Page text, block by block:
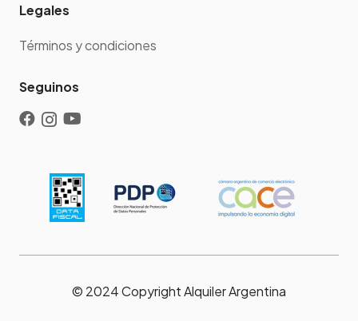
Legales
Términos y condiciones
Seguinos
© 2024 Copyright Alquiler Argentina